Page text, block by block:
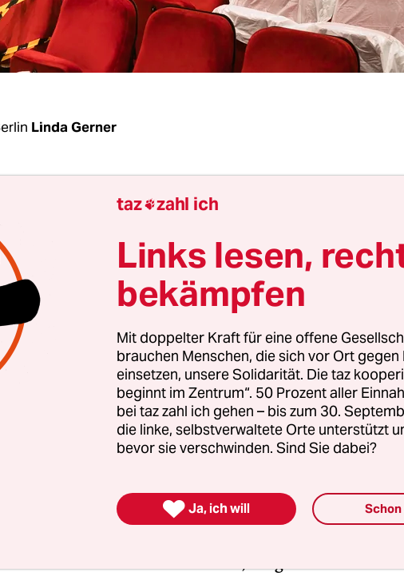
Linda Gerner
hat vor allem Bundesjustizminister Marco
gewartet. Immer wieder betonte er, dass er
der Sachverständigenkommission
zur bisherigen
abwarten wolle. Erst danach werde er
mitBundesgesundheitsminister Karl Lauterbach (SPD)
die Reform des Infektionsschutzgesetzes festlegen,
Fassung am 23. September ausläuft.
es dann soweit. Bei der Vorstellung des 160-seitigen
der Sachverständigenrat, der zur Hälfte von der
zur anderen Hälfte vom Bundestag mit
wurde, erst einmal die Erwartungen: Die einzelnen
vor allem eins: Daten. Mit denen, die vorhanden
wirkliche Aussagen zur Effektivität der erfolgten
taz zahl ich
Links lesen,
bekämpfen
Mit doppelter Kraft für eine offene
brauchen Menschen, die sich vor Ort
einsetzen, unsere Solidarität. Die taz
beginnt im Zentrum“. 50 Prozent aller
bei taz zahl ich gehen – bis zum 30.
die linke, selbstverwaltete Orte unterstützt
bevor sie verschwinden. Sind Sie dabei?
 Ja, ich will